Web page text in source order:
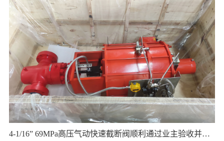
量订单的生产制造与质量管控能力。 未来，纽威越南将进一步扩充
员工队伍，加大市场推广力度，为纽威集团持续提高市场竞争力、
扩大东南亚市场份额做出应有贡献。
4-1/16” 69MPa高压气动快速截断阀顺利通过业主验收并交付使用